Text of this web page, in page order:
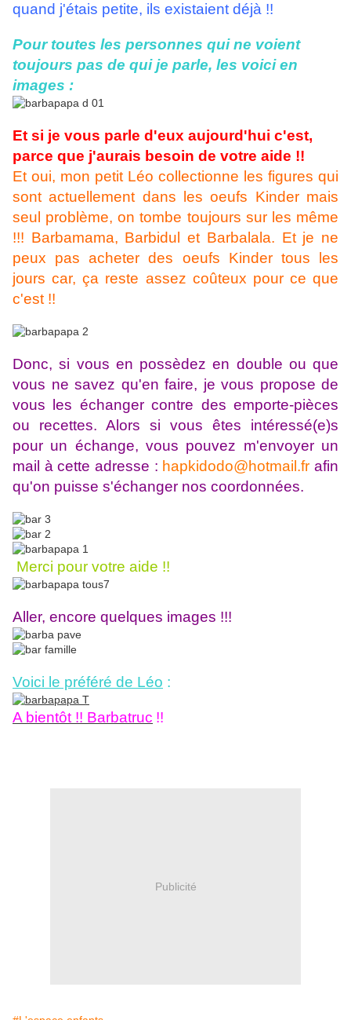
quand j'étais petite, ils existaient déjà !!
Pour toutes les personnes qui ne voient
toujours pas de qui je parle, les voici en
images :
Et si je vous parle d'eux aujourd'hui c'est,
parce que j'aurais besoin de votre aide !!
Et oui, mon petit Léo collectionne les figures qui
sont actuellement dans les oeufs Kinder mais
seul problème, on tombe toujours sur les même
!!! Barbamama, Barbidul et Barbalala. Et je ne
peux pas acheter des oeufs Kinder tous les
jours car, ça reste assez coûteux pour ce que
c'est !!
Donc, si vous en possèdez en double ou que
vous ne savez qu'en faire, je vous propose de
vous les échanger contre des emporte-pièces
ou recettes. Alors si vous êtes intéressé(e)s
pour un échange, vous pouvez m'envoyer un
mail à cette adresse : hapkidodo@hotmail.fr afin
qu'on puisse s'échanger nos coordonnées.
Merci pour votre aide !!
Aller, encore quelques images !!!
Voici le préféré de Léo :
A bientôt !! Barbatruc !!
Publicité